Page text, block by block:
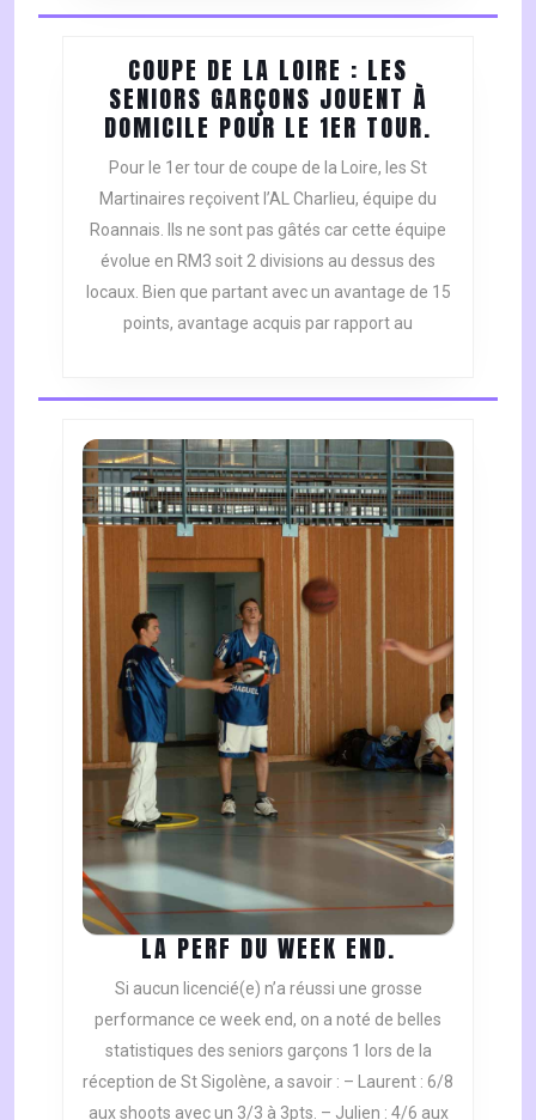
CHÂTEAU
COUPE DE LA LOIRE : LES
SENIORS GARÇONS JOUENT À
DOMICILE POUR LE 1ER TOUR.
LOIRE
:
LES
SENIORS
DOMICILE
POUR
LE
1ER
TOUR.
Pour le 1er tour de coupe de la Loire, les St
Martinaires reçoivent l’AL Charlieu, équipe du
Roannais. Ils ne sont pas gâtés car cette équipe
évolue en RM3 soit 2 divisions au dessus des
locaux. Bien que partant avec un avantage de 15
points, avantage acquis par rapport au
LA PERF DU WEEK END.LA
PERF
DU
WEEK
END.
Si aucun licencié(e) n’a réussi une grosse
performance ce week end, on a noté de belles
statistiques des seniors garçons 1 lors de la
réception de St Sigolène, a savoir : – Laurent : 6/8
aux shoots avec un 3/3 à 3pts. – Julien : 4/6 aux